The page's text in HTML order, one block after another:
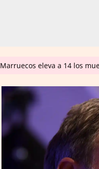
Marruecos eleva a 14 los